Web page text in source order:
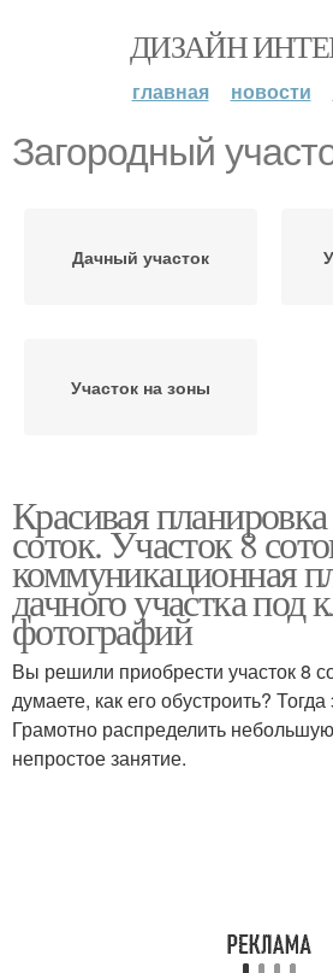
ДИЗАЙН
главная новости
Загородный
Дачный участок
Участок на зоны
Красивая
соток. Участок 8
коммуникационная
дачного участка под
фотографий
Вы решили приобрести участок 8
думаете, как его обустроить?
Грамотно распределить
непростое занятие.